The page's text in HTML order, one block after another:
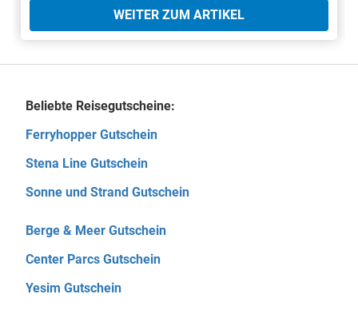
WEITER ZUM ARTIKEL
Beliebte Reisegutscheine:
Ferryhopper Gutschein
Stena Line Gutschein
Sonne und Strand Gutschein
Berge & Meer Gutschein
Center Parcs Gutschein
Yesim Gutschein